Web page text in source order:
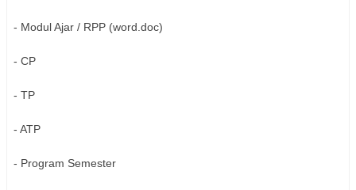
- Modul Ajar / RPP (word.doc)
- CP
- TP
- ATP
- Program Semester